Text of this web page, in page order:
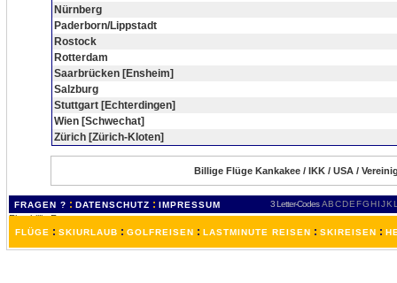
Nürnberg
Paderborn/Lippstadt
Rostock
Rotterdam
Saarbrücken [Ensheim]
Salzburg
Stuttgart [Echterdingen]
Wien [Schwechat]
Zürich [Zürich-Kloten]
Billige Flüge Kankakee / IKK / USA /
FRAGEN ? : DATENSCHUTZ : IMPRESSUM 3 Letter-Codes ABCDEFGH IJKL
FLÜGE : SKIURLAUB : GOLFREISEN : LASTMINUTE REISEN : SKIREISEN :